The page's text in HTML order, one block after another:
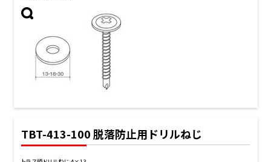
TBT-413-100 脱落防止用ドリルねじ